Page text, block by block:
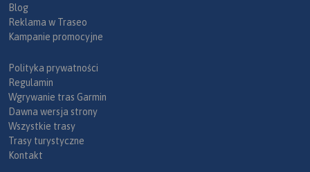
Blog
Reklama w Traseo
Kampanie promocyjne
Polityka prywatności
Regulamin
Wgrywanie tras Garmin
Dawna wersja strony
Wszystkie trasy
Trasy turystyczne
Kontakt